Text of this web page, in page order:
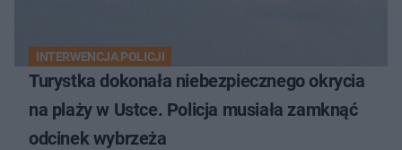
INTERWENCJA POLICJI
Turystka dokonała niebezpiecznego okrycia
na plaży w Ustce. Policja musiała zamknąć
odcinek wybrzeża